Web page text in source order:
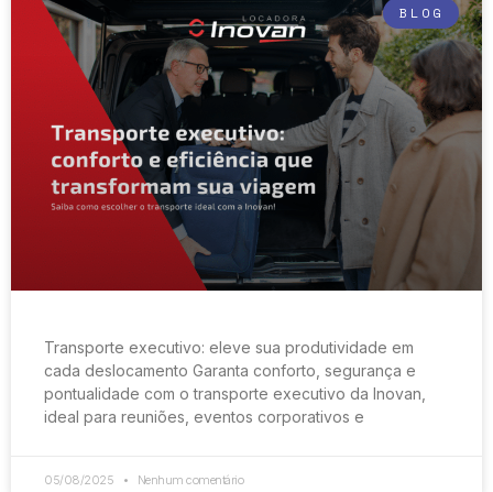
BLOG
Transporte executivo: eleve sua produtividade em
cada deslocamento Garanta conforto, segurança e
pontualidade com o transporte executivo da Inovan,
ideal para reuniões, eventos corporativos e
05/08/2025 Nenhum comentário